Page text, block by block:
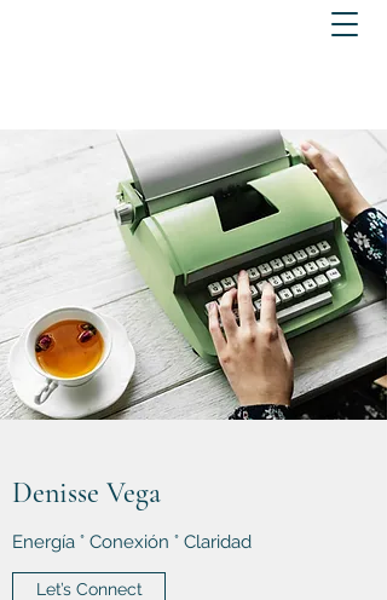
Denisse Vega
Energía ° Conexión ° Claridad
Let’s Connect